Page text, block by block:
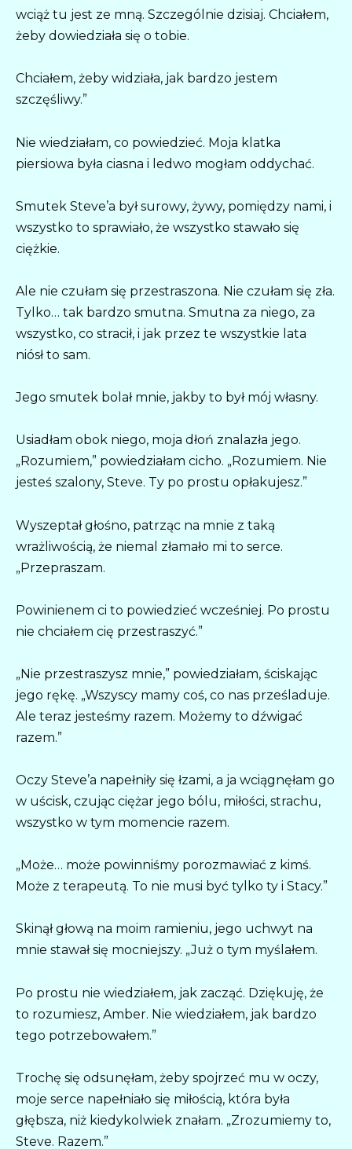
wciąż tu jest ze mną. Szczególnie dzisiaj. Chciałem,
żeby dowiedziała się o tobie.
Chciałem, żeby widziała, jak bardzo jestem
szczęśliwy.”
Nie wiedziałam, co powiedzieć. Moja klatka
piersiowa była ciasna i ledwo mogłam oddychać.
Smutek Steve’a był surowy, żywy, pomiędzy nami, i
wszystko to sprawiało, że wszystko stawało się
ciężkie.
Ale nie czułam się przestraszona. Nie czułam się zła.
Tylko… tak bardzo smutna. Smutna za niego, za
wszystko, co stracił, i jak przez te wszystkie lata
niósł to sam.
Jego smutek bolał mnie, jakby to był mój własny.
Usiadłam obok niego, moja dłoń znalazła jego.
„Rozumiem,” powiedziałam cicho. „Rozumiem. Nie
jesteś szalony, Steve. Ty po prostu opłakujesz.”
Wyszeptał głośno, patrząc na mnie z taką
wrażliwością, że niemal złamało mi to serce.
„Przepraszam.
Powinienem ci to powiedzieć wcześniej. Po prostu
nie chciałem cię przestraszyć.”
„Nie przestraszysz mnie,” powiedziałam, ściskając
jego rękę. „Wszyscy mamy coś, co nas prześladuje.
Ale teraz jesteśmy razem. Możemy to dźwigać
razem.”
Oczy Steve’a napełniły się łzami, a ja wciągnęłam go
w uścisk, czując ciężar jego bólu, miłości, strachu,
wszystko w tym momencie razem.
„Może… może powinniśmy porozmawiać z kimś.
Może z terapeutą. To nie musi być tylko ty i Stacy.”
Skinął głową na moim ramieniu, jego uchwyt na
mnie stawał się mocniejszy. „Już o tym myślałem.
Po prostu nie wiedziałem, jak zacząć. Dziękuję, że
to rozumiesz, Amber. Nie wiedziałem, jak bardzo
tego potrzebowałem.”
Trochę się odsunęłam, żeby spojrzeć mu w oczy,
moje serce napełniało się miłością, która była
głębsza, niż kiedykolwiek znałam. „Zrozumiemy to,
Steve. Razem.”